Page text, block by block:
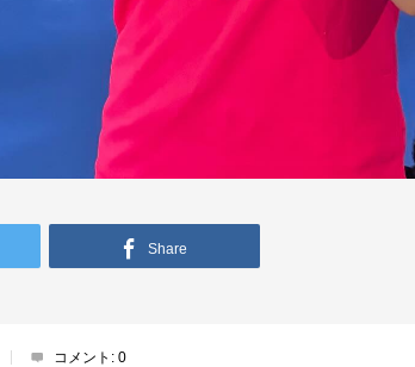
Share
コメント: 0